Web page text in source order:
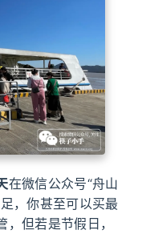
在微信公众号“舟山
，你甚至可以买最
但若是节假日，